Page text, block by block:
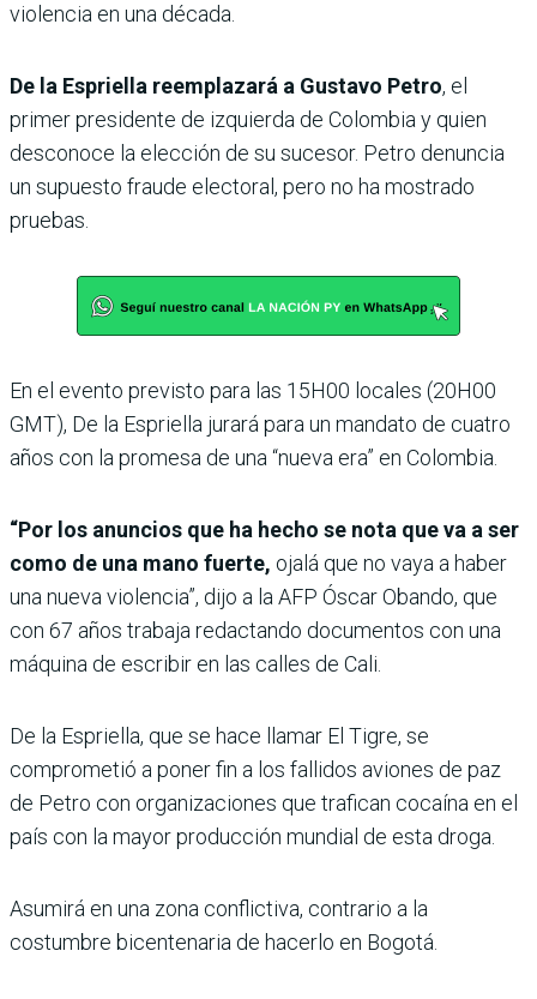
violencia en una década.
De la Espriella reemplazará a Gustavo Petro, el
primer presidente de izquierda de Colombia y quien
desconoce la elección de su sucesor. Petro denuncia
un supuesto fraude electoral, pero no ha mostrado
pruebas.
En el evento previsto para las 15H00 locales (20H00
GMT), De la Espriella jurará para un mandato de cuatro
años con la promesa de una “nueva era” en Colombia.
“Por los anuncios que ha hecho se nota que va a ser
como de una mano fuerte, ojalá que no vaya a haber
una nueva violencia”, dijo a la AFP Óscar Obando, que
con 67 años trabaja redactando documentos con una
máquina de escribir en las calles de Cali.
De la Espriella, que se hace llamar El Tigre, se
comprometió a poner fin a los fallidos aviones de paz
de Petro con organizaciones que trafican cocaína en el
país con la mayor producción mundial de esta droga.
Asumirá en una zona conflictiva, contrario a la
costumbre bicentenaria de hacerlo en Bogotá.